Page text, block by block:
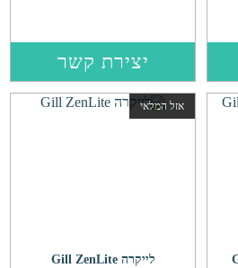
יצירת קשר
אזל המלאי
לייקרה Gill ZenLite